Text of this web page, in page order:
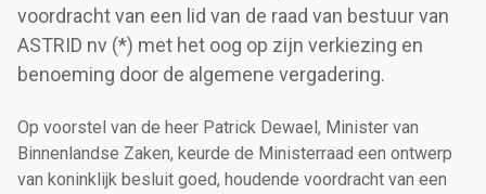
voordracht van een lid van de raad van bestuur van
ASTRID nv (*) met het oog op zijn verkiezing en
benoeming door de algemene vergadering.
Op voorstel van de heer Patrick Dewael, Minister van
Binnenlandse Zaken, keurde de Ministerraad een ontwerp
van koninklijk besluit goed, houdende voordracht van een